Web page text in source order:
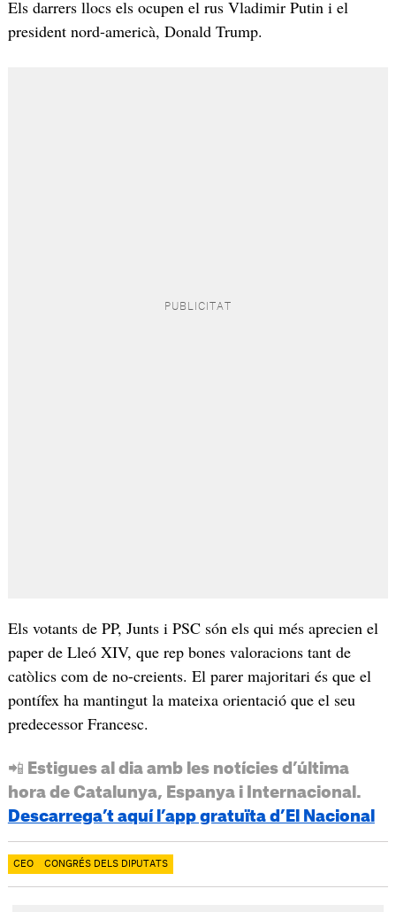
Els darrers llocs els ocupen el rus Vladimir Putin i el
president nord-americà, Donald Trump.
Els votants de PP, Junts i PSC són els qui més aprecien el
paper de Lleó XIV, que rep bones valoracions tant de
catòlics com de no-creients. El parer majoritari és que el
pontífex ha mantingut la mateixa orientació que el seu
predecessor Francesc.
📲 Estigues al dia amb les notícies d’última
hora de Catalunya, Espanya i Internacional.
Descarrega’t aquí l’app gratuïta d’El Nacional
CEO CONGRÉS DELS DIPUTATS